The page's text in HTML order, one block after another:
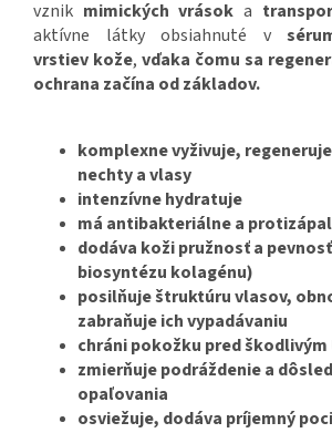
vznik mimických vrások a
aktívne látky obsiahnuté v
vrstiev kože, vďaka čomu sa
ochrana začína od základov.
komplexne vyživuje,
nechty a vlasy
intenzívne hydratuje
má antibakteriálne a
dodáva koži pružnosť a
biosyntézu kolagénu)
posilňuje štruktúru vlasov,
zabraňuje ich vypadávaniu
chráni pokožku pred škodlivým
zmierňuje podráždenie a
opaľovania
osviežuje, dodáva príjemný